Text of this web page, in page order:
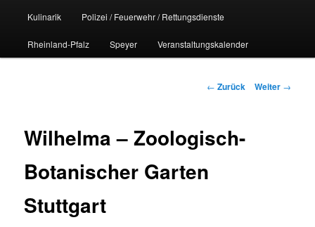
Kulinarik Polizei / Feuerwehr / Rettungsdienste
Rheinland-Pfalz Speyer Veranstaltungskalender
Beitrags-
← Zurück Weiter →
Wilhelma – Zoologisch-
Botanischer Garten
Stuttgart